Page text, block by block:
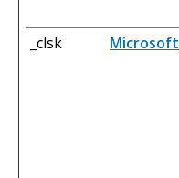
_clsk Microsoft